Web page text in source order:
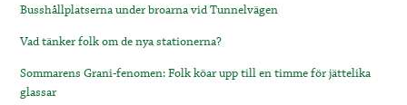
Busshållplatserna under broarna vid Tunnelvägen
Vad tänker folk om de nya stationerna?
Sommarens Grani-fenomen: Folk köar upp till en timme för jättelika
glassar